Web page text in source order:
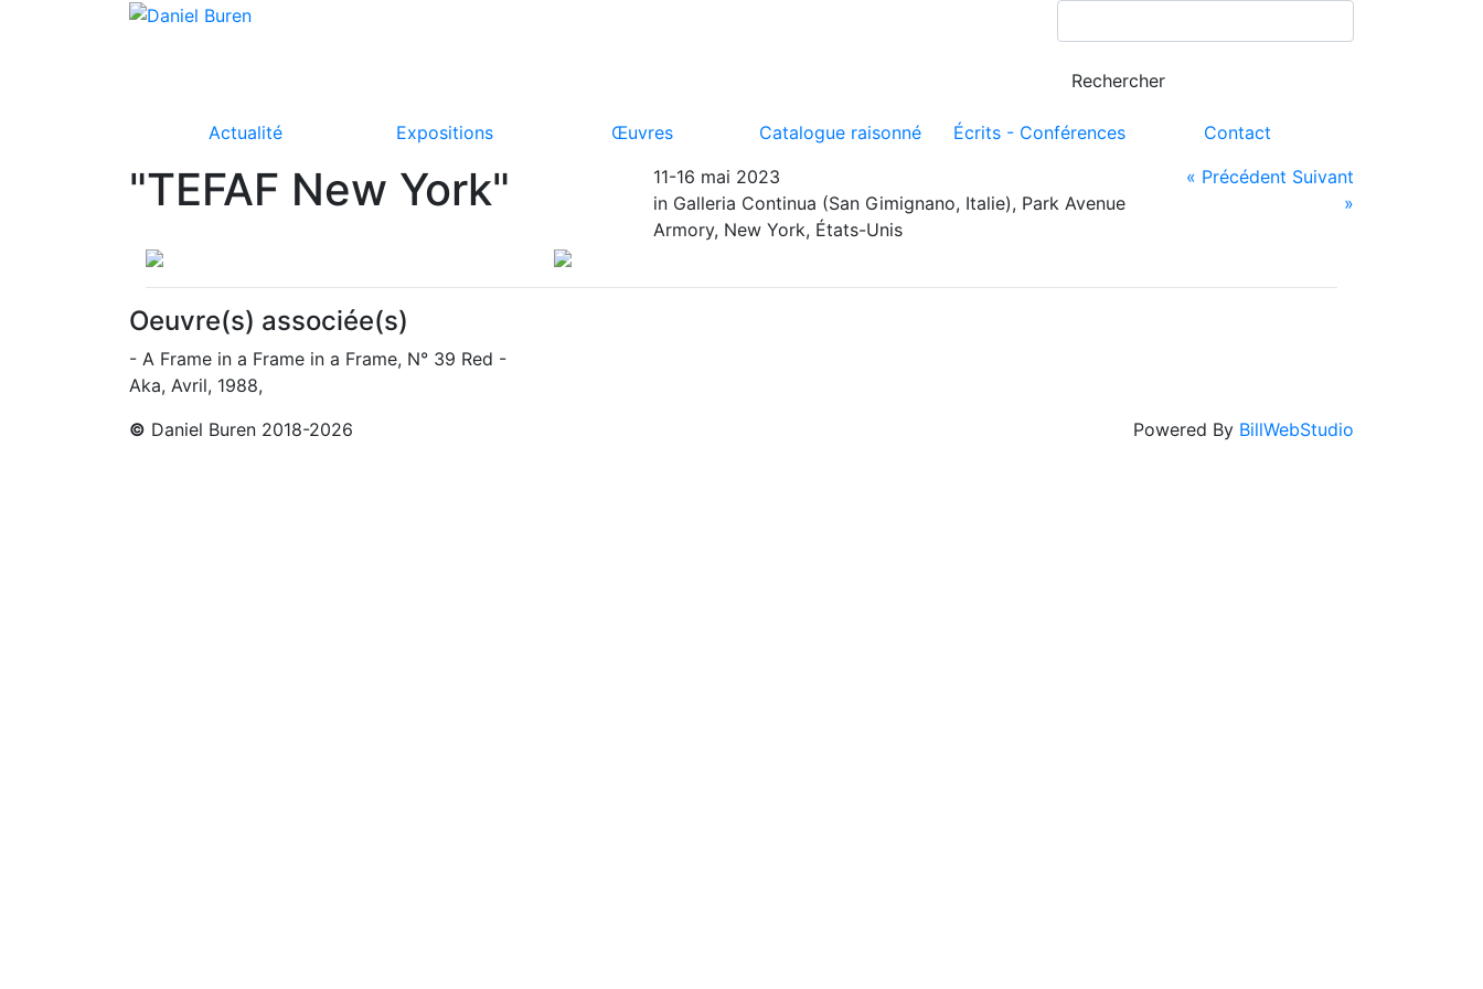
Actualité Expositions Œuvres Catalogue raisonné Écrits - Conférences Contact
"TEFAF New York"
11-16 mai 2023
in Galleria Continua (San Gimignano, Italie), Park Avenue
Armory, New York, États-Unis
« Précédent Suivant
»
Oeuvre(s) associée(s)
- A Frame in a Frame in a Frame, N° 39 Red -
Aka, Avril, 1988,
© Daniel Buren 2018-2026 Powered By BillWebStudio